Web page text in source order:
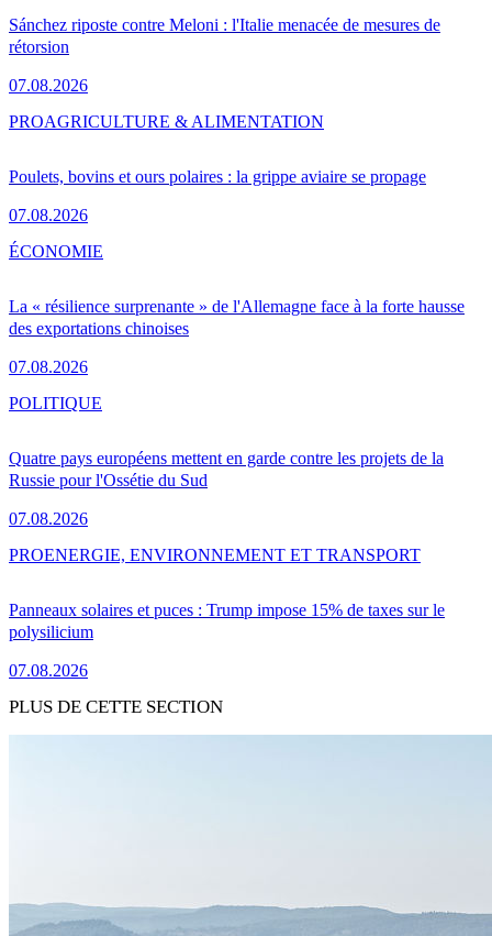
Sánchez riposte contre Meloni : l'Italie menacée de mesures de
rétorsion
07.08.2026
Poulets, bovins et ours polaires : la grippe aviaire se propage
07.08.2026
PROAGRICULTURE & ALIMENTATION
La « résilience surprenante » de l'Allemagne face à la forte hausse
des exportations chinoises
07.08.2026
ÉCONOMIE
Quatre pays européens mettent en garde contre les projets de la
Russie pour l'Ossétie du Sud
07.08.2026
POLITIQUE
Panneaux solaires et puces : Trump impose 15% de taxes sur le
polysilicium
07.08.2026
PROENERGIE, ENVIRONNEMENT ET TRANSPORT
PLUS DE CETTE SECTION